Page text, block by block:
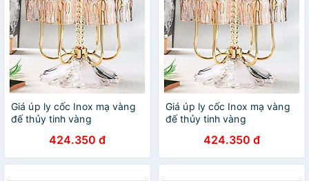
Giá úp ly cốc Inox mạ vàng
đế thủy tinh vàng
424.350 đ
Giá úp ly cốc Inox mạ vàng
đế thủy tinh vàng
424.350 đ